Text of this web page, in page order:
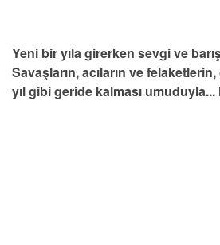
Yeni bir yıla girerken sevgi ve
Savaşların, acıların ve
yıl gibi geride kalması umuduyla...